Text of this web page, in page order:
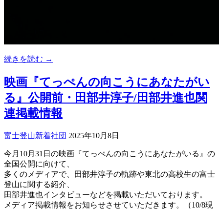
続きを読む →
映画『てっぺんの向こうにあなたがい
る』公開前・田部井淳子/田部井進也関
連掲載情報
富士登山新着社団 2025年10月8日
今月10月31日の映画『てっぺんの向こうにあなたがいる』の
全国公開に向けて、
多くのメディアで、田部井淳子の軌跡や東北の高校生の富士
登山に関する紹介、
田部井進也インタビューなどを掲載いただいております。
メディア掲載情報をお知らせさせていただきます。（10/8現